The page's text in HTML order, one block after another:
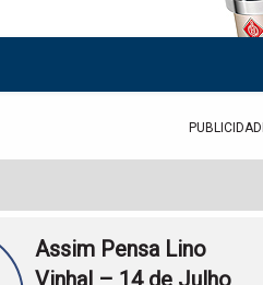
Assim Pensa Lino
Vinhal – 14 de Julho